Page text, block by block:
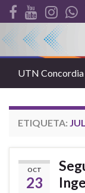
UTN Concordia
ETIQUETA:
OCT
23